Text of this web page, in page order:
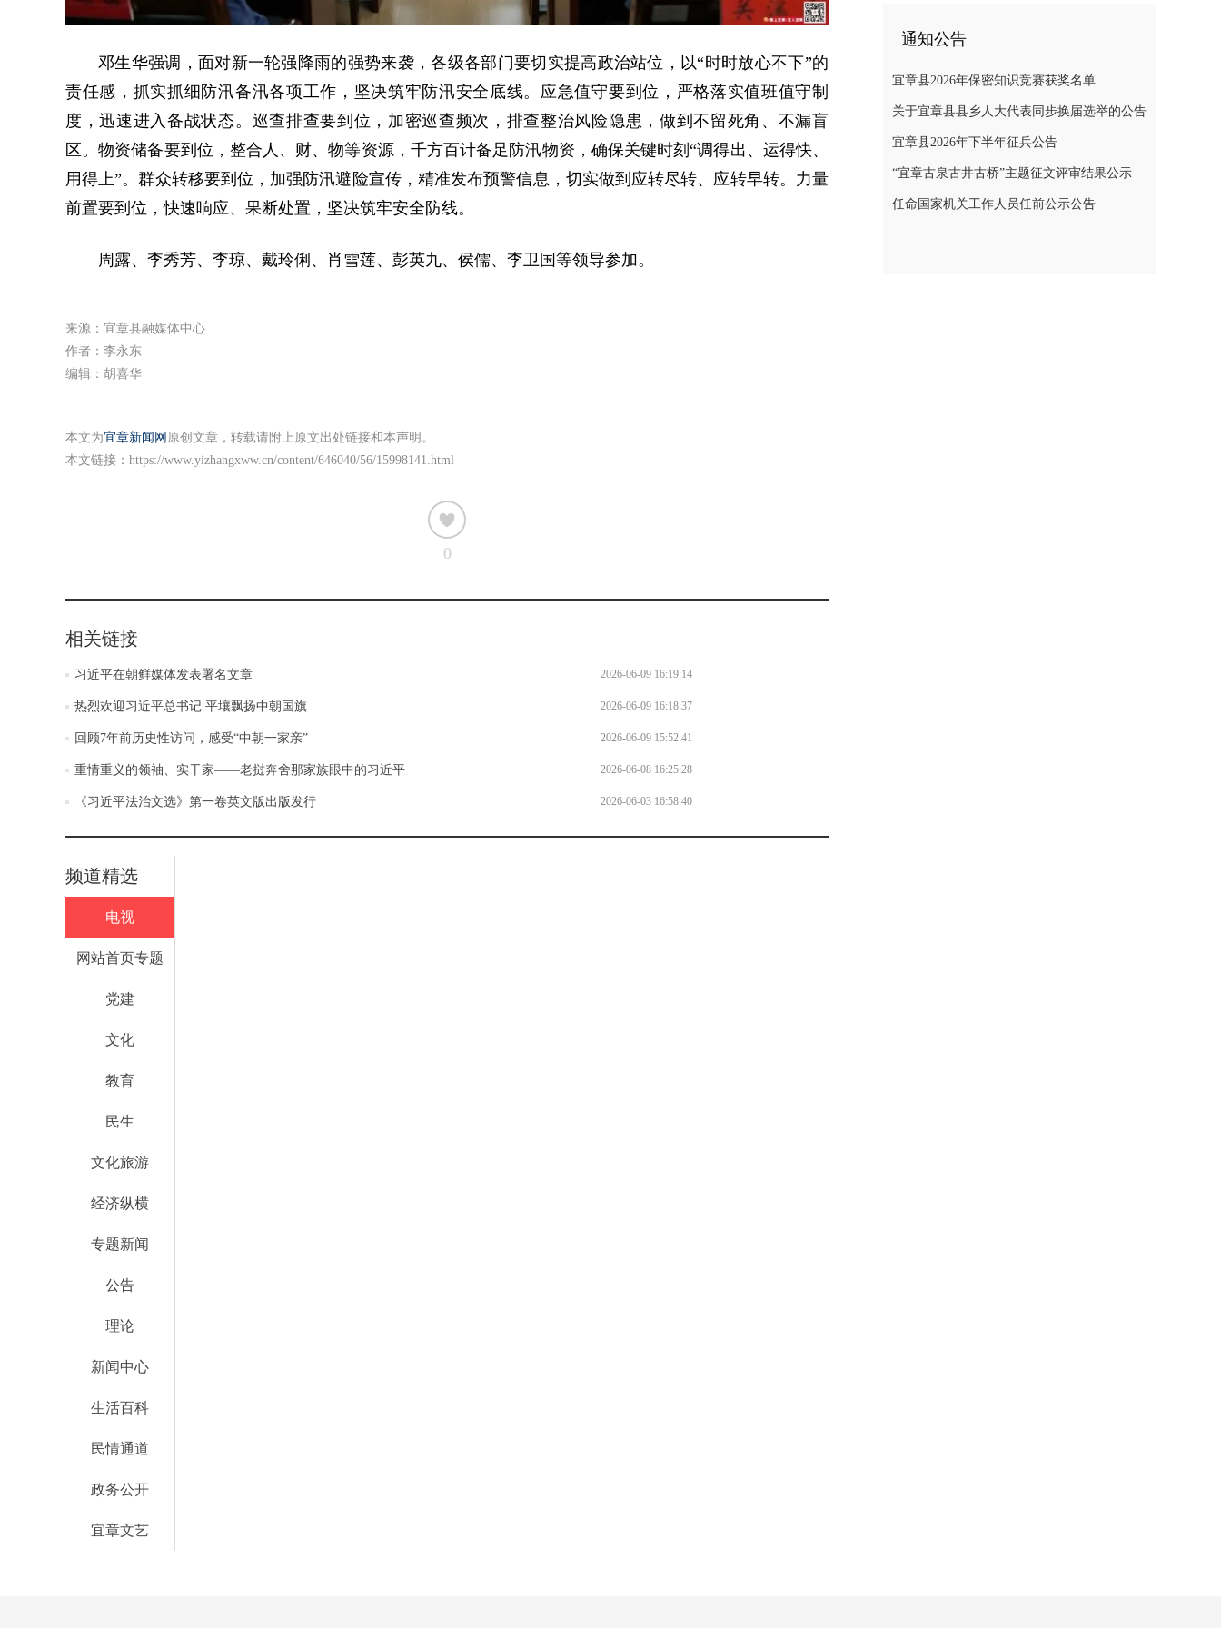
邓生华强调，面对新一轮强降雨的强势来袭，各级各部门要切实提高政治站位，以“时时放心不下”的
责任感，抓实抓细防汛备汛各项工作，坚决筑牢防汛安全底线。应急值守要到位，严格落实值班值守制
度，迅速进入备战状态。巡查排查要到位，加密巡查频次，排查整治风险隐患，做到不留死角、不漏盲
区。物资储备要到位，整合人、财、物等资源，千方百计备足防汛物资，确保关键时刻“调得出、运得快、
用得上”。群众转移要到位，加强防汛避险宣传，精准发布预警信息，切实做到应转尽转、应转早转。力量
前置要到位，快速响应、果断处置，坚决筑牢安全防线。
周露、李秀芳、李琼、戴玲俐、肖雪莲、彭英九、侯儒、李卫国等领导参加。
来源：宜章县融媒体中心
作者：李永东
编辑：胡喜华
本文为宜章新闻网 原创文章，转载请附上原文出处链接和本声明。
本文链接： https://www.yizhangxww.cn/content/646040/56/15998141.html
0
相关链接
习近平在朝鲜媒体发表署名文章 2026-06-09 16:19:14
热烈欢迎习近平总书记 平壤飘扬中朝国旗 2026-06-09 16:18:37
回顾7年前历史性访问，感受“中朝一家亲” 2026-06-09 15:52:41
重情重义的领袖、实干家——老挝奔舍那家族眼中的习近平 2026-06-08 16:25:28
《习近平法治文选》第一卷英文版出版发行 2026-06-03 16:58:40
频道精选
电视
网站首页专题
党建
文化
教育
民生
文化旅游
经济纵横
专题新闻
公告
理论
新闻中心
生活百科
民情通道
政务公开
宜章文艺
通知公告
宜章县2026年保密知识竞赛获奖名单
关于宜章县县乡人大代表同步换届选举的公告
宜章县2026年下半年征兵公告
“宜章古泉古井古桥”主题征文评审结果公示
任命国家机关工作人员任前公示公告